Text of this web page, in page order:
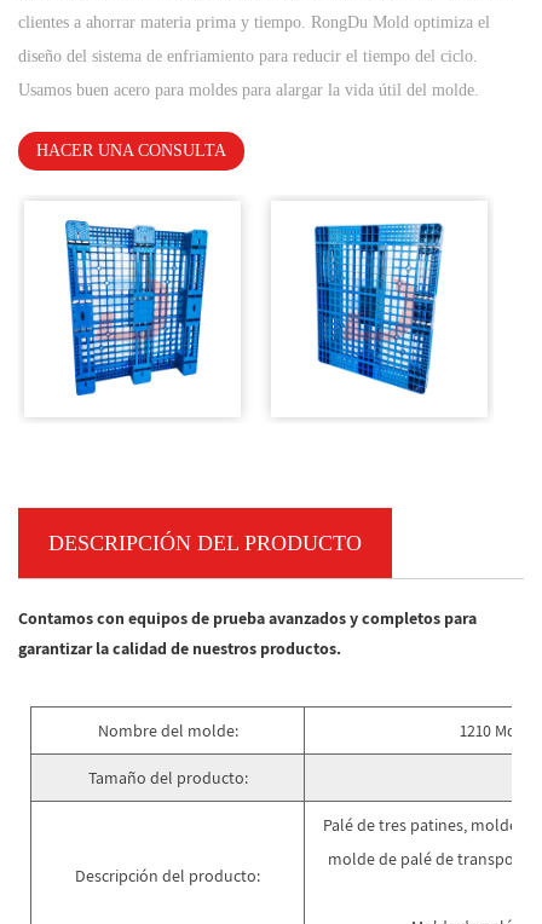
clientes a ahorrar materia prima y tiempo. RongDu Mold optimiza el
diseño del sistema de enfriamiento para reducir el tiempo del ciclo.
Usamos buen acero para moldes para alargar la vida útil del molde.
HACER UNA CONSULTA
DESCRIPCIÓN DEL PRODUCTO
Contamos con equipos de prueba avanzados y completos para
garantizar la calidad de nuestros productos.
Nombre del molde: 1210
Tamaño del producto:
Descripción del producto:
Palé de tres patines, molde
molde de palé de